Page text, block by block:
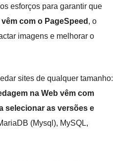
esforços para garantir que
com o PageSpeed , o
imagens e melhorar o
sites de qualquer tamanho:
na Web vêm com
selecionar as versões e
(Mysql), MySQL,